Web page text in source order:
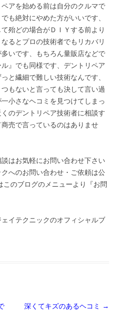
アを始める前は自分のクルマで
も絶対にやめた方がいいです、
殆どの場合がＤＩＹする前より
るとプロの技術者でもリカバリ
いです、もちろん量販店などで
』でも同様です、デントリペア
と繊細で難しい技術なんです、
もないと言っても決して言い過
小さなヘコミを見つけてしまっ
のデントリペア技術者に相談す
売で言っているのはありませ
はお気軽にお問い合わせ下さい
へのお問い合わせ・ご依頼は公
のブログのメニューより『お問
イテクニックのオフィシャルブ
深くてキズのあるヘコミ →